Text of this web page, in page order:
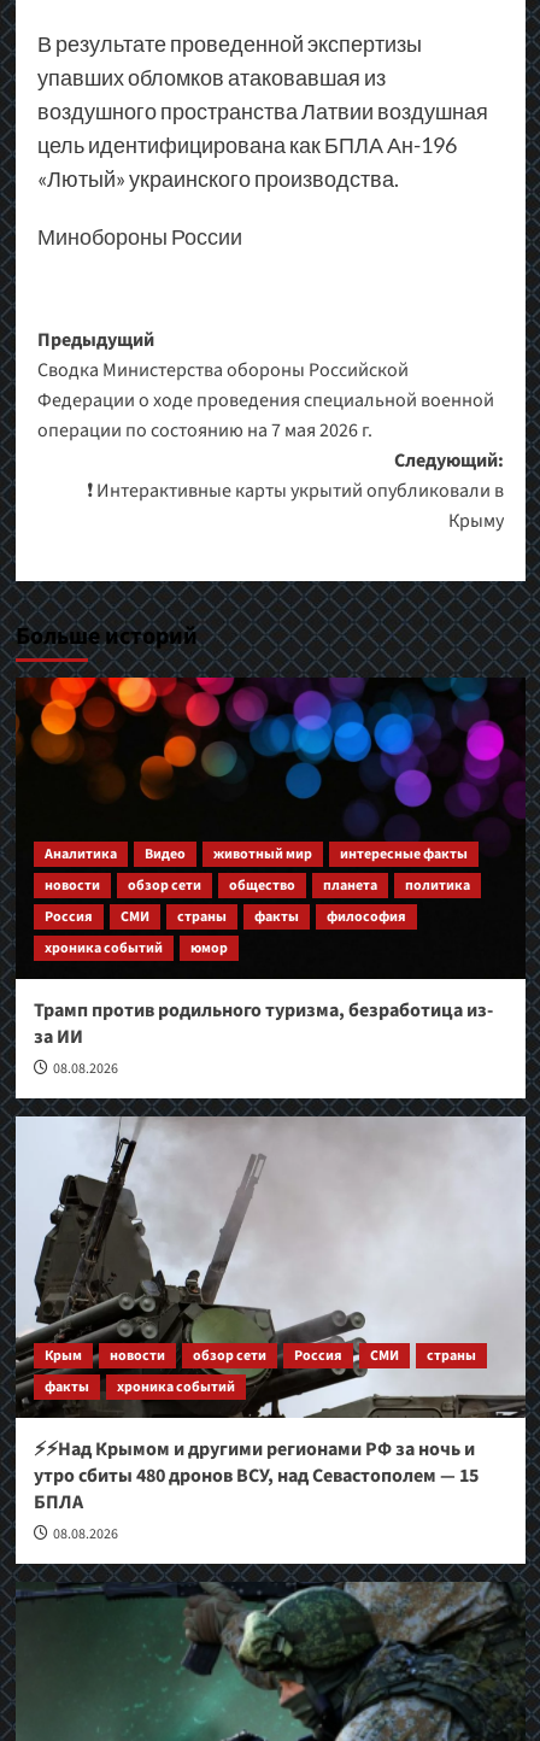
В результате проведенной экспертизы
упавших обломков атаковавшая из
воздушного пространства Латвии воздушная
цель идентифицирована как БПЛА Ан-196
«Лютый» украинского производства.
Минобороны России
Навигация
записи
Предыдущий
Сводка Министерства обороны Российской
Федерации о ходе проведения специальной военной
операции по состоянию на 7 мая 2026 г.
Следующий:
❗️ Интерактивные карты укрытий опубликовали в
Крыму
Больше историй
Аналитика Видео животный мир
интересные факты
новости
обзор сети общество планета
политика
Россия
СМИ страны факты
философия
хроника событий
юмор
Трамп против родильного туризма, безработица из-
за ИИ
08.08.2026
Крым новости обзор сети Россия СМИ
страны
факты
хроника событий
⚡⚡Над Крымом и другими регионами РФ за ночь и
утро сбиты 480 дронов ВСУ, над Севастополем — 15
БПЛА
08.08.2026